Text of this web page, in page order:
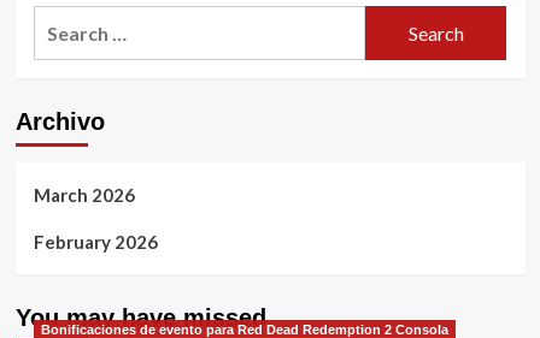
Archivo
March 2026
February 2026
You may have missed
Bonificaciones de evento para Red Dead Redemption 2 Consola